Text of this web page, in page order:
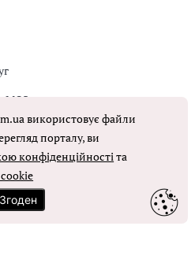
МОЗ
ДОСТУП
використовує файли
порталу, ви
конфіденційностіта
Згоден